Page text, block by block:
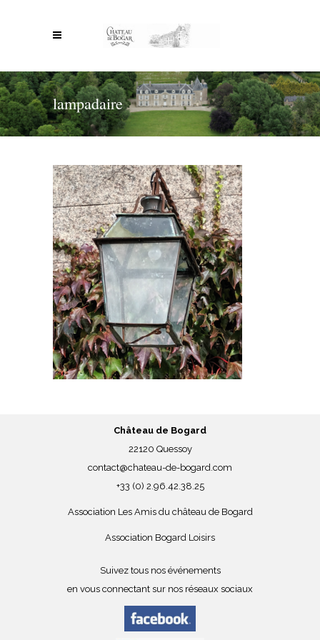
lampadaire
Château de Bogard
22120 Quessoy
contact@chateau-de-bogard.com
+33 (0) 2.96.42.38.25
Association Les Amis du château de Bogard
Association Bogard Loisirs
Suivez tous nos événements
en vous connectant sur nos réseaux sociaux